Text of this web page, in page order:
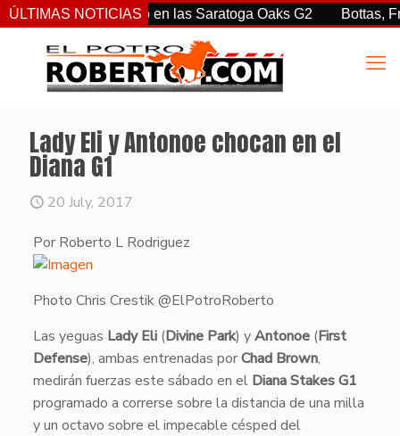
ÚLTIMAS NOTICIAS
Jr. sorprendió en las Saratoga Oaks G2 Bottas, Franco,
Lady Eli y Antonoe chocan en el
Diana G1
20 July, 2017
Por Roberto L Rodriguez
Photo Chris Crestik @ElPotroRoberto
​Las yeguas Lady Eli(Divine Park) yAntonoe(First
Defense), ambas entrenadas porChad Brown,
medirán fuerzas este sábado en el Diana Stakes G1
programado a correrse sobre la distancia de una milla
y un octavo sobre el impecable césped del